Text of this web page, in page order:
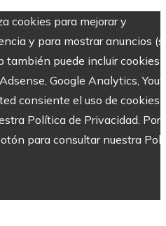
cookies para mejorar y
y para mostrar anuncios
también puede incluir cookies
Google Analytics,
consiente el uso de cookies.
Política de Privacidad. Por
para consultar nuestra